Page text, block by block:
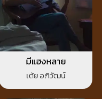
มีแฮงหลาย
เต้ย อภิวัฒน์